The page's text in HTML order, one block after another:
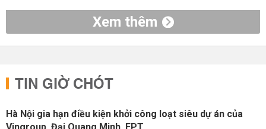
Xem thêm
TIN GIỜ CHÓT
Hà Nội gia hạn điều kiện khởi công loạt siêu dự án của